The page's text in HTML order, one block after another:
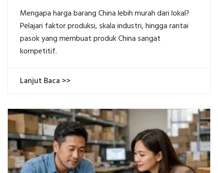
Mengapa harga barang China lebih murah dari lokal?
Pelajari faktor produksi, skala industri, hingga rantai
pasok yang membuat produk China sangat
kompetitif.
Lanjut Baca >>